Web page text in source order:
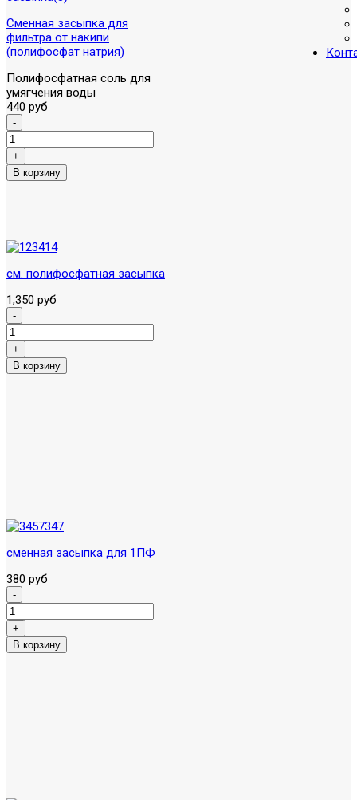
Сменная засыпка для
фильтра от накипи
(полифосфат натрия)
Полифосфатная соль для
умягчения воды
440 руб
см. полифосфатная засыпка
1,350 руб
сменная засыпка для 1ПФ
380 руб